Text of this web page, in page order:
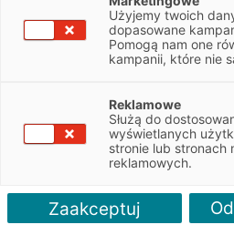
Obsługiwane marki:
Alfa Romeo, Fiat, Abarth, Jeep,
DS, Opel, Alfa Romeo, Abarth,
Użyjemy twoich
dopasowane
Pomogą nam one
kampanii, które nie
Reklamowe
Służą do
wyświetlanych
stronie lub stronach
reklamowych.
Zaakceptuj